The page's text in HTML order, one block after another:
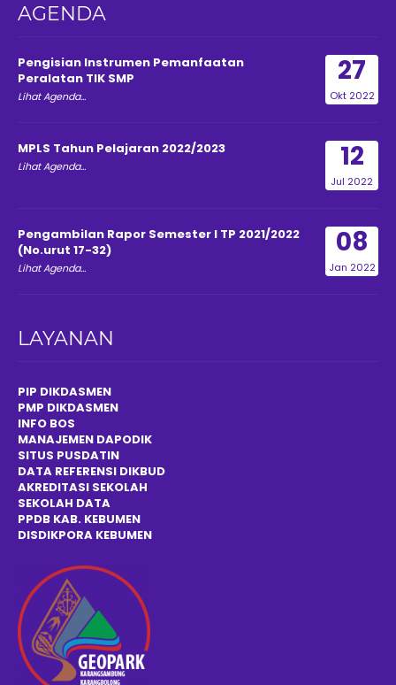
AGENDA
27
Okt 2022
Pengisian Instrumen Pemanfaatan
Peralatan TIK SMP
Lihat Agenda...
12
Jul 2022
MPLS Tahun Pelajaran 2022/2023
Lihat Agenda...
08
Jan 2022
Pengambilan Rapor Semester I TP 2021/2022
(No.urut 17-32)
Lihat Agenda...
LAYANAN
PIP DIKDASMEN
PMP DIKDASMEN
INFO BOS
MANAJEMEN DAPODIK
SITUS PUSDATIN
DATA REFERENSI DIKBUD
AKREDITASI SEKOLAH
SEKOLAH DATA
PPDB KAB. KEBUMEN
DISDIKPORA KEBUMEN